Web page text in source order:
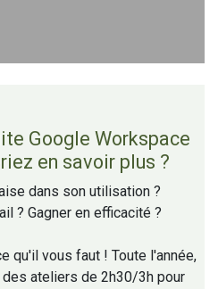
Google Workspace
en savoir plus ?
dans son utilisation ?
? Gagner en efficacité ?
qu'il vous faut ! Toute l'année,
ateliers de 2h30/3h pour